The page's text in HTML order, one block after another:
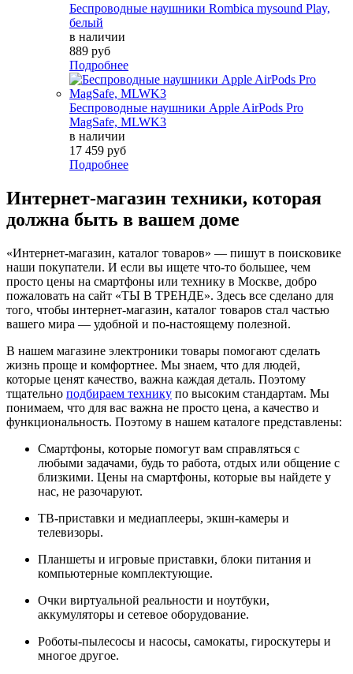
Беспроводные наушники Rombica mysound Play,
белый
в наличии
889 руб
Подробнее
Беспроводные наушники Apple AirPods Pro
MagSafe, MLWK3
в наличии
17 459 руб
Подробнее
Интернет-магазин техники, которая
должна быть в вашем доме
«Интернет-магазин, каталог товаров» — пишут в поисковике
наши покупатели. И если вы ищете что-то большее, чем
просто цены на смартфоны или технику в Москве, добро
пожаловать на сайт «ТЫ В ТРЕНДЕ». Здесь все сделано для
того, чтобы интернет-магазин, каталог товаров стал частью
вашего мира — удобной и по-настоящему полезной.
В нашем магазине электроники товары помогают сделать
жизнь проще и комфортнее. Мы знаем, что для людей,
которые ценят качество, важна каждая деталь. Поэтому
тщательно подбираем технику по высоким стандартам. Мы
понимаем, что для вас важна не просто цена, а качество и
функциональность. Поэтому в нашем каталоге представлены:
Смартфоны, которые помогут вам справляться с
любыми задачами, будь то работа, отдых или общение с
близкими. Цены на смартфоны, которые вы найдете у
нас, не разочаруют.
ТВ-приставки и медиаплееры, экшн-камеры и
телевизоры.
Планшеты и игровые приставки, блоки питания и
компьютерные комплектующие.
Очки виртуальной реальности и ноутбуки,
аккумуляторы и сетевое оборудование.
Роботы-пылесосы и насосы, самокаты, гироскутеры и
многое другое.